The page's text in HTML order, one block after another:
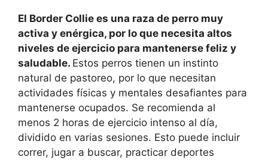
El Border Collie es una raza de perro muy
activa y enérgica, por lo que necesita altos
niveles de ejercicio para mantenerse feliz y
saludable. Estos perros tienen un instinto
natural de pastoreo, por lo que necesitan
actividades físicas y mentales desafiantes para
mantenerse ocupados. Se recomienda al
menos 2 horas de ejercicio intenso al día,
dividido en varias sesiones. Esto puede incluir
correr, jugar a buscar, practicar deportes